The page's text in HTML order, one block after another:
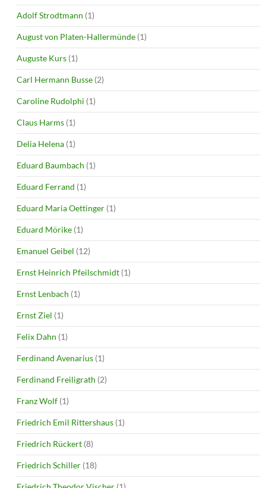
Adolf Strodtmann (1)
August von Platen-Hallermünde (1)
Auguste Kurs (1)
Carl Hermann Busse (2)
Caroline Rudolphi (1)
Claus Harms (1)
Delia Helena (1)
Eduard Baumbach (1)
Eduard Ferrand (1)
Eduard Maria Oettinger (1)
Eduard Mörike (1)
Emanuel Geibel (12)
Ernst Heinrich Pfeilschmidt (1)
Ernst Lenbach (1)
Ernst Ziel (1)
Felix Dahn (1)
Ferdinand Avenarius (1)
Ferdinand Freiligrath (2)
Franz Wolf (1)
Friedrich Emil Rittershaus (1)
Friedrich Rückert (8)
Friedrich Schiller (18)